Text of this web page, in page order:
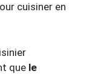
cuisiner en
que le